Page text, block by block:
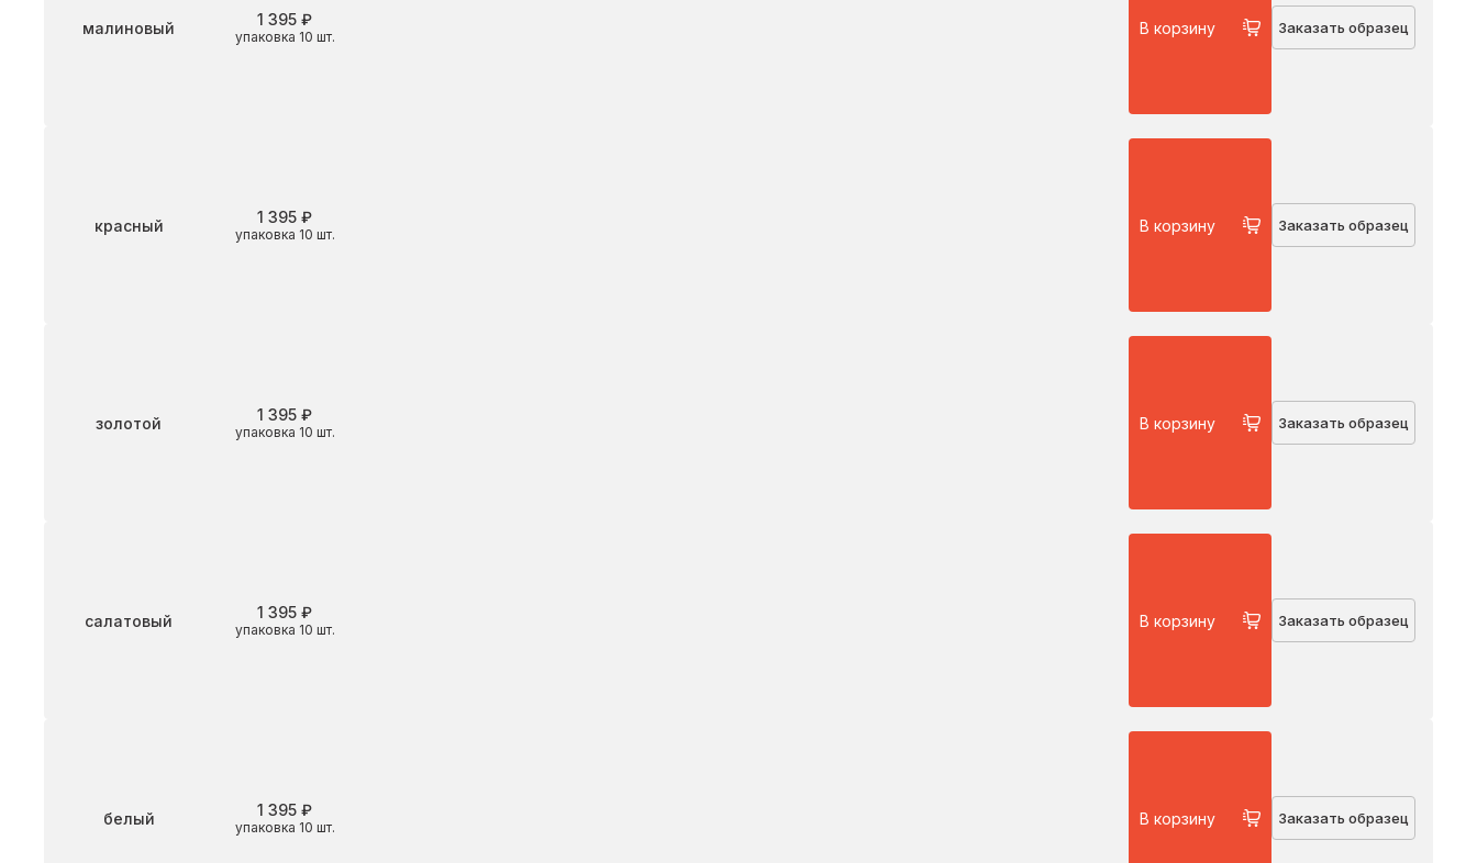
Цветмалиновый упаковка 10 шт.
1 395 ₽ В корзину Заказать образец
красный упаковка 10 шт.
1 395 ₽ В корзину Заказать образец
золотой упаковка 10 шт.
1 395 ₽ В корзину Заказать образец
салатовый упаковка 10 шт.
1 395 ₽ В корзину Заказать образец
белый упаковка 10 шт.
1 395 ₽ В корзину Заказать образец